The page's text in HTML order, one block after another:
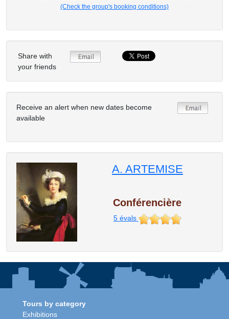
(Check the group's booking conditions)
Share with
your friends
Receive an alert when new dates become
available
A. ARTEMISE
Conférencière
5évals
Tours by category
Exhibitions